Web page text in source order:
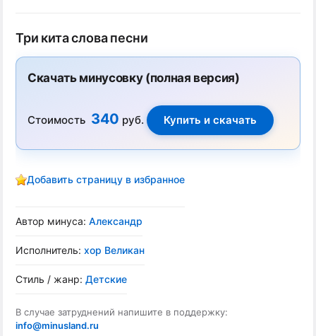
Три кита слова песни
Скачать минусовку (полная версия)
Стоимость 340 руб.
Добавить страницу в избранное
Автор минуса: Александр
Исполнитель: хор Великан
Стиль / жанр: Детские
В случае затруднений напишите в поддержку:
info@minusland.ru